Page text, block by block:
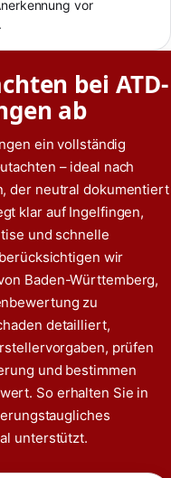
vor
bei ATD-
ab
ein vollständig
– ideal nach
der neutral dokumentiert
klar auf Ingelfingen,
und schnelle
wir
Baden-Württemberg,
zu
detailliert,
prüfen
und bestimmen
So erhalten Sie in
unterstützt.